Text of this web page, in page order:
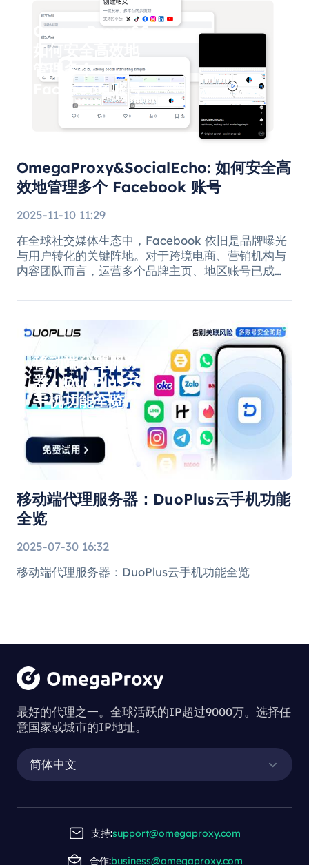
OmegaProxy&SocialEcho:
如何安全高效地
管理多个
Facebook 账号
OmegaProxy&SocialEcho: 如何安全高
效地管理多个 Facebook 账号
2025-11-10 11:29
在全球社交媒体生态中，Facebook 依旧是品牌曝光
与用户转化的关键阵地。对于跨境电商、营销机构与
内容团队而言，运营多个品牌主页、地区账号已成常
作混乱与效率低下等问题。 本文将从实战角度出发，
借助SocialEcho& OmegaProxy打造安全、智能、高
效的社媒矩阵。 一、多账号运营为何越来越重要 社
交平台的算法偏好让品牌更倾向于以不同账号触达细
分受众。多品牌矩阵、区域分站、不同语言主页的出
现，使企业能
移动端代理服务
器：DuoPlus云
手机功能全览
移动端代理服务器：DuoPlus云手机功能
全览
2025-07-30 16:32
移动端代理服务器：DuoPlus云手机功能全览
解析区别：ISP
代理与住宅代理
解析区别：ISP代理与住宅代理
最好的代理之一。全球活跃的IP超过9000万。选择任
意国家或城市的IP地址。
简体中文
支持:support@omegaproxy.com
合作:business@omegaproxy.com